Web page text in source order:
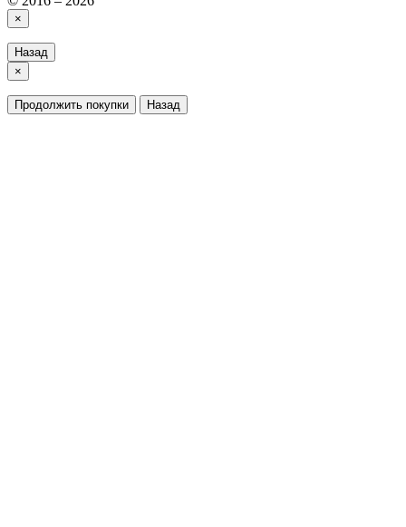
×
Назад
×
Продолжить покупки Назад